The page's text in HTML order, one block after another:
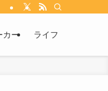
カー ライフ